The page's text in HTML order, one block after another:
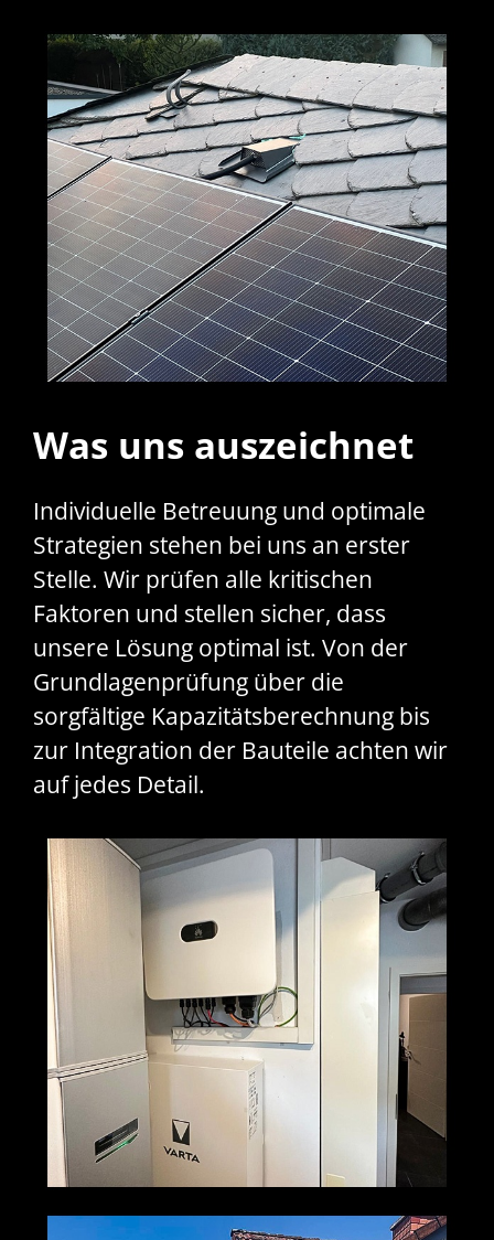
Was uns auszeichnet
Individuelle Betreuung und optimale
Strategien stehen bei uns an erster
Stelle. Wir prüfen alle kritischen
Faktoren und stellen sicher, dass
unsere Lösung optimal ist. Von der
Grundlagenprüfung über die
sorgfältige Kapazitätsberechnung bis
zur Integration der Bauteile achten wir
auf jedes Detail.